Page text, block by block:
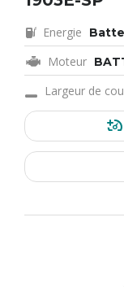
Energie
Moteur
Largeur de